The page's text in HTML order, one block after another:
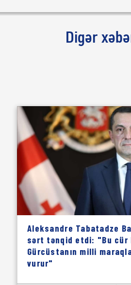
Digər
Aleksandre Tabatadze
sərt tənqid etdi: "Bu cür
Gürcüstanın milli
vurur"